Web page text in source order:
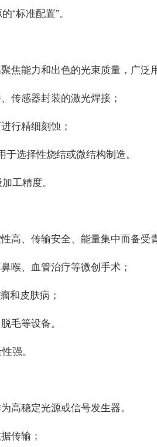
“标准配置”。
焦能力和出色的光束质量，广泛
传感器封装的激光焊接；
行精细刻蚀；
选择性烧结或微结构制造。
工精度。
高、传输安全、能量集中而备受
喉、血管治疗等微创手术；
和皮肤病；
毛等设备。
强。
高稳定光源或信号发生器。
传输；